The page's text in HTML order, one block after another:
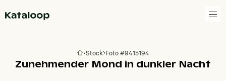
Zur Homepage
Stock Foto #9415194
Zunehmender Mond in dunkler Nacht